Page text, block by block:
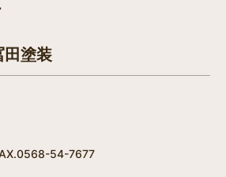
田塗装
54-7677